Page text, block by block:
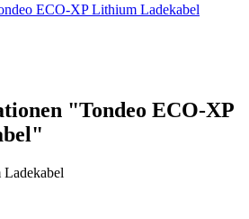
ECO-XP Lithium Ladekabel
"Tondeo ECO-XP